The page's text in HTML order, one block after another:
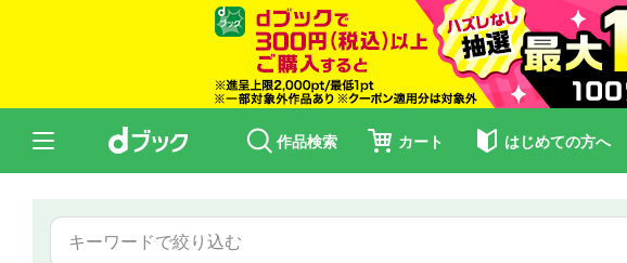
作品検索 カート はじめての方へ